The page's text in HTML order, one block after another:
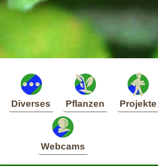
Diverses Pflanzen Projekte
Webcams